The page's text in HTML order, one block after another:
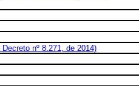
nº 8.271, de 2014)